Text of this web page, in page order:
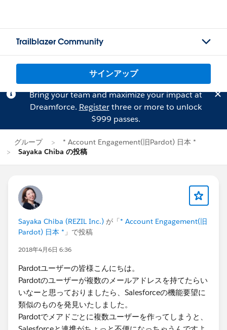
Trailblazer Community
サインアップ
Bring your team and maximize your impact at
Dreamforce. Registerthree or more to unlock
$999 passes.
グループ
* Account Engagement(旧Pardot) 日本 *
Sayaka Chiba の投稿
Sayaka Chiba (REZIL Inc.) が「* Account Engagement(旧
Pardot) 日本 * 」で投稿
2018年4月6日 6:36
Pardotユーザーの皆様こんにちは。
Pardotのユーザーが複数のメールアドレスを持てたらい
いなーと思っておりましたら、Salesforceの機能要望に
類似のものを発見いたしました。
Pardotでメアドごとに複数ユーザーを作ってしまうと、